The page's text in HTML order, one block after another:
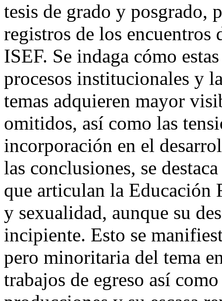
tesis de grado y posgrado,
registros de los
ISEF. Se indaga cómo
procesos institucionales y
temas adquieren mayor
omitidos, así como las
incorporación en el
las conclusiones, se
que articulan la Educación
y sexualidad, aunque su
incipiente. Esto se
pero minoritaria del tema
trabajos de egreso así